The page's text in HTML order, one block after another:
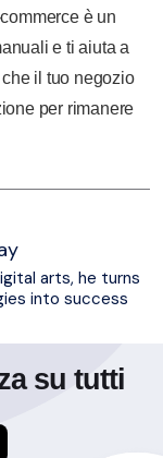
è un
e ti aiuta a
il tuo negozio
per rimanere
arts, he turns
into success
su tutti